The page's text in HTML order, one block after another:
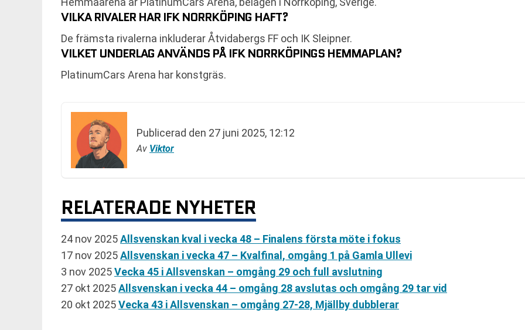
VILKA RIVALER HAR IFK NORRKÖPING HAFT?
De främsta rivalerna inkluderar Åtvidabergs FF och IK Sleipner.
VILKET UNDERLAG ANVÄNDS PÅ IFK NORRKÖPINGS HEMMAPLAN?
PlatinumCars Arena har konstgräs.
Publicerad den 27 juni 2025, 12:12
Av Viktor
RELATERADE NYHETER
24 nov 2025Allsvenskan kval i vecka 48 – Finalens första möte i fokus
17 nov 2025Allsvenskan i vecka 47 – Kvalfinal, omgång 1 på Gamla Ullevi
3 nov 2025Vecka 45 i Allsvenskan – omgång 29 och full avslutning
27 okt 2025Allsvenskan i vecka 44 – omgång 28 avslutas och omgång 29 tar vid
20 okt 2025Vecka 43 i Allsvenskan – omgång 27-28, Mjällby dubblerar